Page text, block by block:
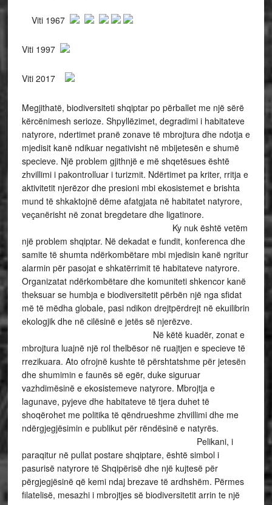
Viti 1967
Viti 1997
Viti 2017
Megjithatë, biodiversiteti shqiptar po përballet me një sërë
kërcënimesh serioze. Shpyllëzimet, degradimi i habitateve
natyrore, ndertimet pranë zonave të mbrojtura dhe ndotja e
mjedisit kanë ndikuar negativisht në mbijetesën e shumë
specieve. Një problem gjithnjë e më shqetësues është
zhvillimi i pakontrolluar i turizmit. Ndërtimet pa kriter, rritja e
aktivitetit njerëzor dhe presioni mbi ekosistemet e brishta
mund të shkaktojnë dëme afatgjata në habitatet natyrore,
veçanërisht në zonat bregdetare dhe ligatinore.
Ky nuk është vetëm
një problem shqiptar. Në dekadat e fundit, konferenca dhe
samite të shumta ndërkombëtare mbi mjedisin kanë ngritur
alarmin për pasojat e shkatërrimit të habitateve natyrore.
Organizatat ndërkombëtare dhe komuniteti shkencor kanë
theksuar se humbja e biodiversitetit përbën një nga sfidat
më të mëdha globale, pasi ndikon drejtpërdrejt në ekuilibrin
ekologjik dhe në cilësinë e jetës së njerëzve.
Në këtë kuadër, zonat e
mbrojtura luajnë një rol thelbësor në ruajtjen e specieve të
rrezikuara. Ato ofrojnë kushte të përshtatshme për jetesën
dhe shumimin e faunës së egër, duke siguruar
vazhdimësinë e ekosistemeve natyrore. Mbrojtja e
lagunave, pyjeve dhe habitateve të tjera duhet të
shoqërohet me politika të qëndrueshme zhvillimi dhe me
ndërgjegjësimin e publikut për rëndësinë e natyrës.
Pelikani, i
paraqitur në pullat postare shqiptare, është simbol i
pasurisë natyrore të Shqipërisë dhe një kujtesë për
përgjegjësinë që kemi ndaj brezave të ardhshëm. Përmes
filatelisë, mesazhi i mbrojtjes së biodiversitetit arrin te një